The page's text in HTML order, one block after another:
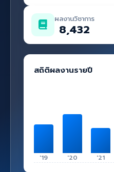
ผลงานวิชาการ
8,432
สถิติผลงานรายปี
'19 '20 '21